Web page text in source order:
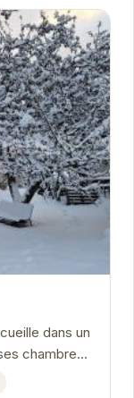
dans un
chambres
il est